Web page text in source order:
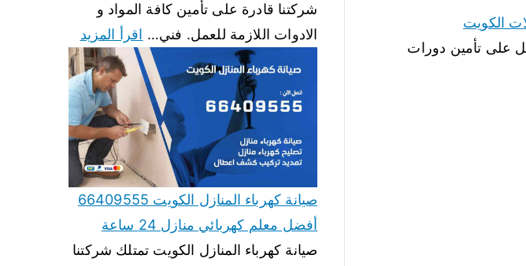
الكويت
على تأمين دورات
شركتنا قادرة على تأمين كافة المواد و
الادوات اللازمة للعمل. فني… اقرأ المزيد
صيانة كهرباء المنازل الكويت 66409555
أفضل معلم كهربائي منازل 24 ساعة
صيانة كهرباء المنازل الكويت تمتلك شركتنا